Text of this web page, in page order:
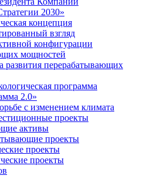
2030»
концепция
взгляд
конфигурации
мощностей
развития перерабатывающих
программа
2.0»
с изменением климата
проекты
активы
проекты
проекты
проекты